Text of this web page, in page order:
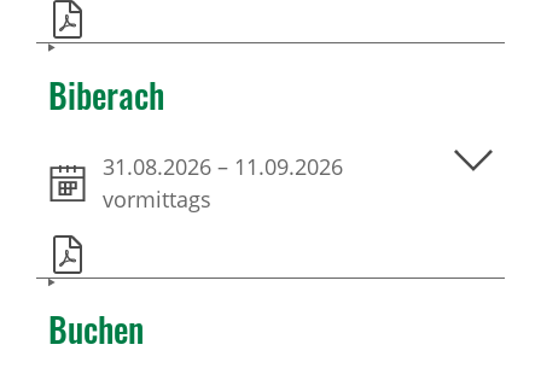
Biberach
31.08.2026 – 11.09.2026
vormittags
Buchen